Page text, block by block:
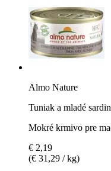
Almo Nature
Tuniak a mladé
Mokré krmivo pre
€ 2,19
(€ 31,29 / kg)